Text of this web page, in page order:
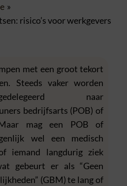
risico’s voor werkgevers
met een groot tekort
Steeds vaker worden
naar
bedrijfsarts (POB) of
mag een POB of
wel een medisch
iemand langdurig ziek
gebeurt er als “Geen
(GBM) te lang of